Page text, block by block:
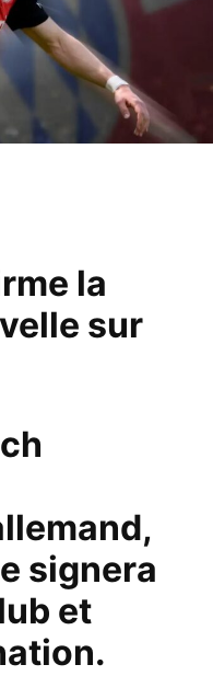
la
sur
signera
et